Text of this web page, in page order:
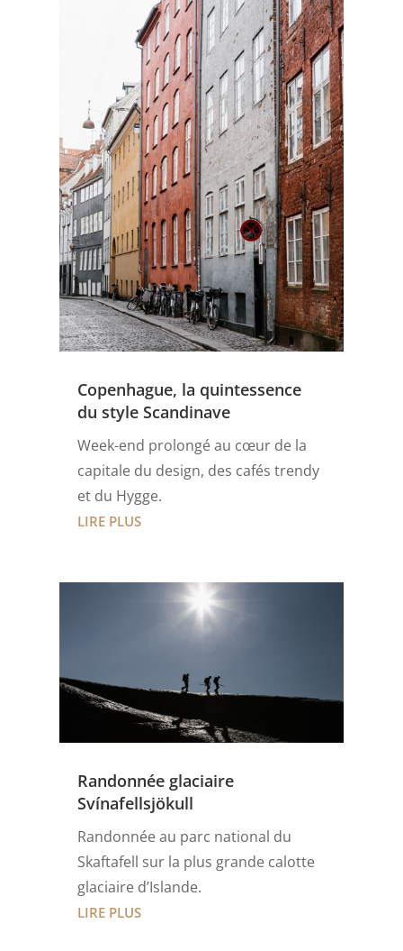
Copenhague, la quintessence
du style Scandinave
Week-end prolongé au cœur de la
capitale du design, des cafés trendy
et du Hygge.
LIRE PLUS
Randonnée glaciaire
Svínafellsjökull
Randonnée au parc national du
Skaftafell sur la plus grande calotte
glaciaire d’Islande.
LIRE PLUS